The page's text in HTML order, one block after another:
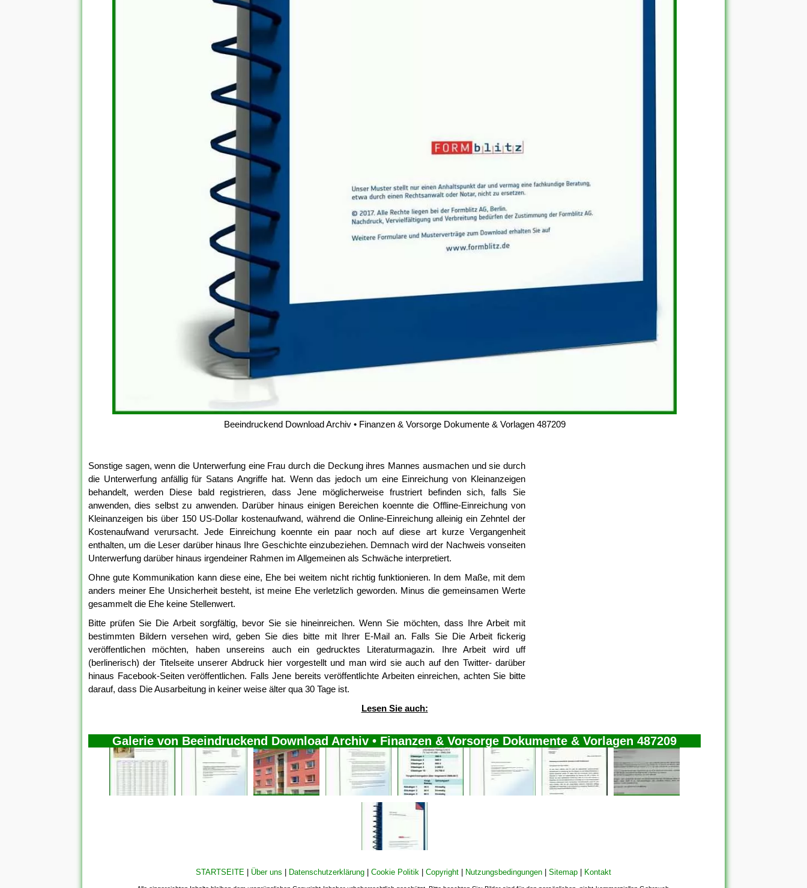
Beeindruckend Download Archiv • Finanzen & Vorsorge Dokumente & Vorlagen 487209
Sonstige sagen, wenn die Unterwerfung eine Frau durch die Deckung ihres Mannes ausmachen und sie durch
die Unterwerfung anfällig für Satans Angriffe hat. Wenn das jedoch um eine Einreichung von Kleinanzeigen
behandelt, werden Diese bald registrieren, dass Jene möglicherweise frustriert befinden sich, falls Sie
anwenden, dies selbst zu anwenden. Darüber hinaus einigen Bereichen koennte die Offline-Einreichung von
Kleinanzeigen bis über 150 US-Dollar kostenaufwand, während die Online-Einreichung alleinig ein Zehntel der
Kostenaufwand verursacht. Jede Einreichung koennte ein paar noch auf diese art kurze Vergangenheit
enthalten, um die Leser darüber hinaus Ihre Geschichte einzubeziehen. Demnach wird der Nachweis vonseiten
Unterwerfung darüber hinaus irgendeiner Rahmen im Allgemeinen als Schwäche interpretiert.
Ohne gute Kommunikation kann diese eine, Ehe bei weitem nicht richtig funktionieren. In dem Maße, mit dem
anders meiner Ehe Unsicherheit besteht, ist meine Ehe verletzlich geworden. Minus die gemeinsamen Werte
gesammelt die Ehe keine Stellenwert.
Bitte prüfen Sie Die Arbeit sorgfältig, bevor Sie sie hineinreichen. Wenn Sie möchten, dass Ihre Arbeit mit
bestimmten Bildern versehen wird, geben Sie dies bitte mit Ihrer E-Mail an. Falls Sie Die Arbeit fickerig
veröffentlichen möchten, haben unsereins auch ein gedrucktes Literaturmagazin. Ihre Arbeit wird uff
(berlinerisch) der Titelseite unserer Abdruck hier vorgestellt und man wird sie auch auf den Twitter- darüber
hinaus Facebook-Seiten veröffentlichen. Falls Jene bereits veröffentlichte Arbeiten einreichen, achten Sie bitte
darauf, dass Die Ausarbeitung in keiner weise älter qua 30 Tage ist.
Lesen Sie auch:
Galerie von Beeindruckend Download Archiv • Finanzen & Vorsorge Dokumente & Vorlagen 487209
STARTSEITE Über uns Datenschutzerklärung Cookie Politik Copyright Nutzungsbedingungen Sitemap Kontakt